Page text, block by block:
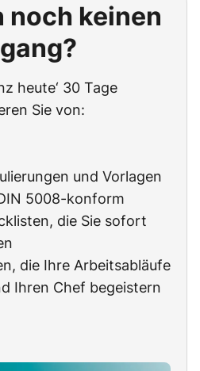
noch keinen
heute‘ 30 Tage
Sie von:
und Vorlagen
5008-konform
die Sie sofort
die Ihre Arbeitsabläufe
Ihren Chef begeistern